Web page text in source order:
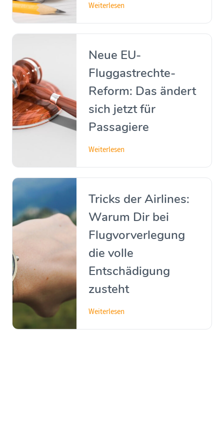
Weiterlesen
Neue EU-
Fluggastrechte-
Reform: Das ändert
sich jetzt für
Passagiere
Weiterlesen
Tricks der Airlines:
Warum Dir bei
Flugvorverlegung
die volle
Entschädigung
zusteht
Weiterlesen